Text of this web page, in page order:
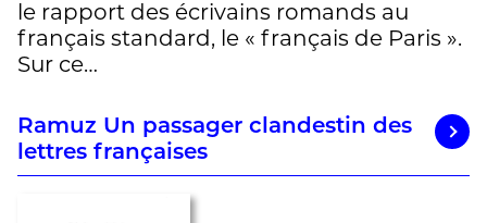
le rapport des écrivains romands au
français standard, le « français de Paris ».
Sur ce…
Ramuz Un passager clandestin des
lettres françaises